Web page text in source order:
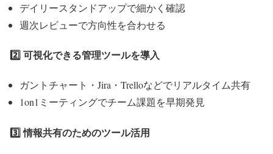
デイリースタンドアップで細かく確認
週次レビューで方向性を合わせる
2️⃣ 可視化できる管理ツールを導入
ガントチャート・Jira・Trelloなどでリアルタイム共有
1on1ミーティングでチーム課題を早期発見
3️⃣ 情報共有のためのツール活用